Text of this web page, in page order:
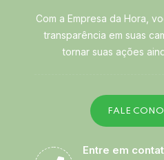
Com a Empresa da Hora,
transparência em suas
tornar suas ações
FALE
Entre em